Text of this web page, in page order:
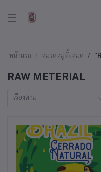
หน้าแรก หมวดหมู่ทั้งหมด
RAW METERIAL
เรียงตาม